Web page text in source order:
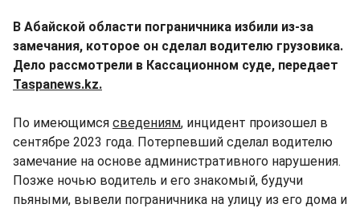
В Абайской области пограничника избили из-за
замечания, которое он сделал водителю грузовика.
Дело рассмотрели в Кассационном суде, передает
Taspanews.kz.
По имеющимся сведениям, инцидент произошел в
сентябре 2023 года. Потерпевший сделал водителю
замечание на основе административного нарушения.
Позже ночью водитель и его знакомый, будучи
пьяными, вывели пограничника на улицу из его дома и